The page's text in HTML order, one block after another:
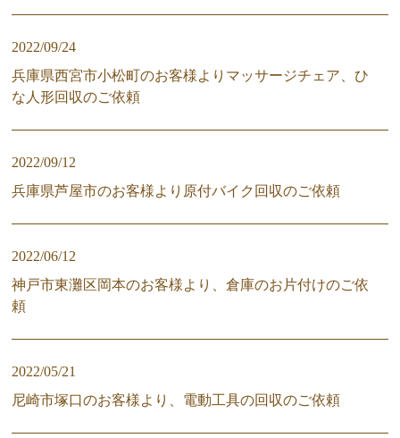
2022/09/24
兵庫県西宮市小松町のお客様よりマッサージチェア、ひ
な人形回収のご依頼
2022/09/12
兵庫県芦屋市のお客様より原付バイク回収のご依頼
2022/06/12
神戸市東灘区岡本のお客様より、倉庫のお片付けのご依
頼
2022/05/21
尼崎市塚口のお客様より、電動工具の回収のご依頼